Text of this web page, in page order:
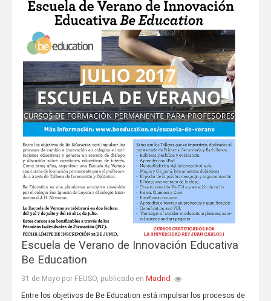
Escuela de Verano de Innovación Educativa
Be Education
31 de Mayo por FEUSO, publicado en Madrid
Entre los objetivos de Be Education está impulsar los procesos de